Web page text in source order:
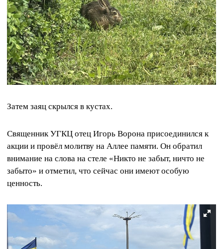
Затем заяц скрылся в кустах.
Священник УГКЦ отец Игорь Ворона присоединился к
акции и провёл молитву на Аллее памяти. Он обратил
внимание на слова на стеле «Никто не забыт, ничто не
забыто» и отметил, что сейчас они имеют особую
ценность.